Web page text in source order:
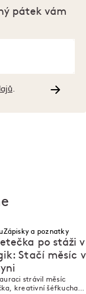
pátek vám
Zápisky a poznatky
po stáži v
Stačí měsíc v
strávil měsíc
kreativní šéfkuchař